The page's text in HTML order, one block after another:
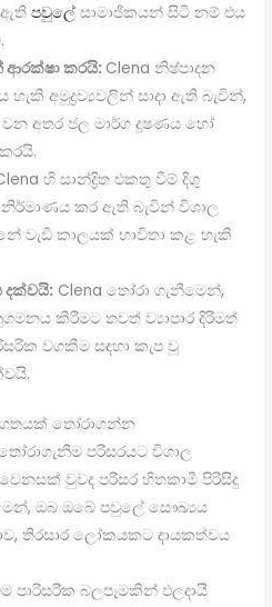
ඇතිපවුලේ සාමාජිකයන් සිටී නම් එය
ආරක්ෂා කරයි: Clena නිෂ්පාදන
අමුද්‍රව්‍යවලින් සාදා ඇති බැවින්,
වන අතර ජල මාර්ග දූෂණය හෝ
හි සාන්ද්‍රිත එකතු වීම් දිගු
කර ඇති බැවින් විශාල
වැඩි කාලයක් භාවිතා කළ හැකි
Clena තෝරා ගැනීමෙන්,
කිරීමට තවත් ව්‍යාපාර දිරිමත්
වගකීම සඳහා කැප වූ
තෝරාගන්න
පරිසරයට විශාල
වුවද පරිසර හිතකාමී පිරිසිදු
ඔබ ඔබේ පවුලේ සෞඛ්‍යය
තිරසාර ලෝකයකට දායකත්වය
පාරිසරික බලපෑමකින් ඵලදායී